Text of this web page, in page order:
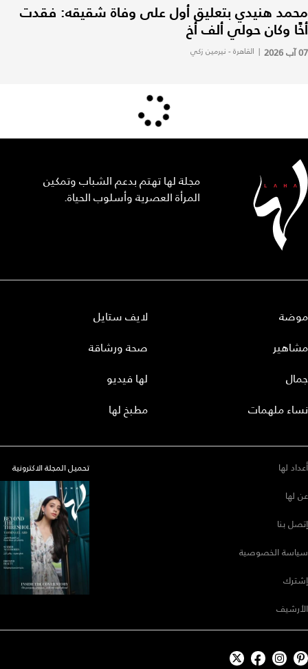
محمد هنيدي بتعليق أول على وفاة شقيقه: فقدت
أخًا وكان حولي ألف أخ
07 آب 2026 | القاهرة - نيرمين زكي
مجلة لها تهتم بدعم الشباب وتمكين
المرأة العصرية وأسلوب الحياة.
موضة
مشاهير
جمال
نساء ملهمات
لايف ستايل
صحة ورشاقة
لها فيديو
مطبخ لها
أعداد لها
عن لها
إتصل بنا
سياسة الخصوصية
إشترك
الأرشيف
تحميل المجلة الاكترونية